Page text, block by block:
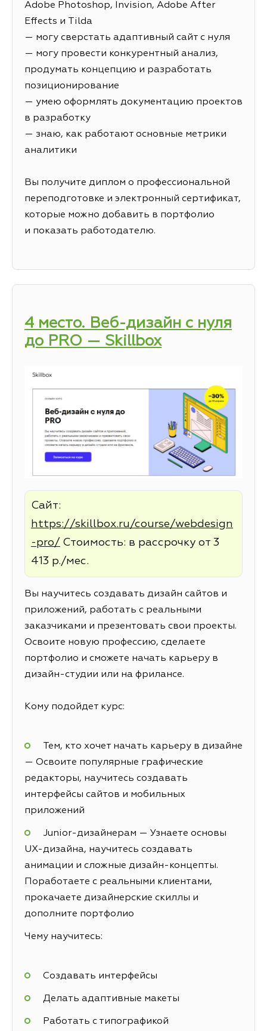
Adobe Photoshop, Invision, Adobe After
Effects и Tilda
— могу сверстать адаптивный сайт с нуля
— могу провести конкурентный анализ,
продумать концепцию и разработать
позиционирование
— умею оформлять документацию проектов
в разработку
— знаю, как работают основные метрики
аналитики
Вы получите диплом о профессиональной
переподготовке и электронный сертификат,
которые можно добавить в портфолио
и показать работодателю.
4 место. Веб-дизайн с нуля
до PRO — Skillbox
Сайт:
https://skillbox.ru/course/webdesign
-pro/ Стоимость: в рассрочку от 3
413 р./мес.
Вы научитесь создавать дизайн сайтов и
приложений, работать с реальными
заказчиками и презентовать свои проекты.
Освоите новую профессию, сделаете
портфолио и сможете начать карьеру в
дизайн-студии или на фрилансе.
Кому подойдет курс:
Тем, кто хочет начать карьеру в дизайне
— Освоите популярные графические
редакторы, научитесь создавать
интерфейсы сайтов и мобильных
приложений
Junior-дизайнерам — Узнаете основы
UX-дизайна, научитесь создавать
анимации и сложные дизайн-концепты.
Поработаете с реальными клиентами,
прокачаете дизайнерские скиллы и
дополните портфолио
Чему научитесь:
Создавать интерфейсы
Делать адаптивные макеты
Работать с типографикой